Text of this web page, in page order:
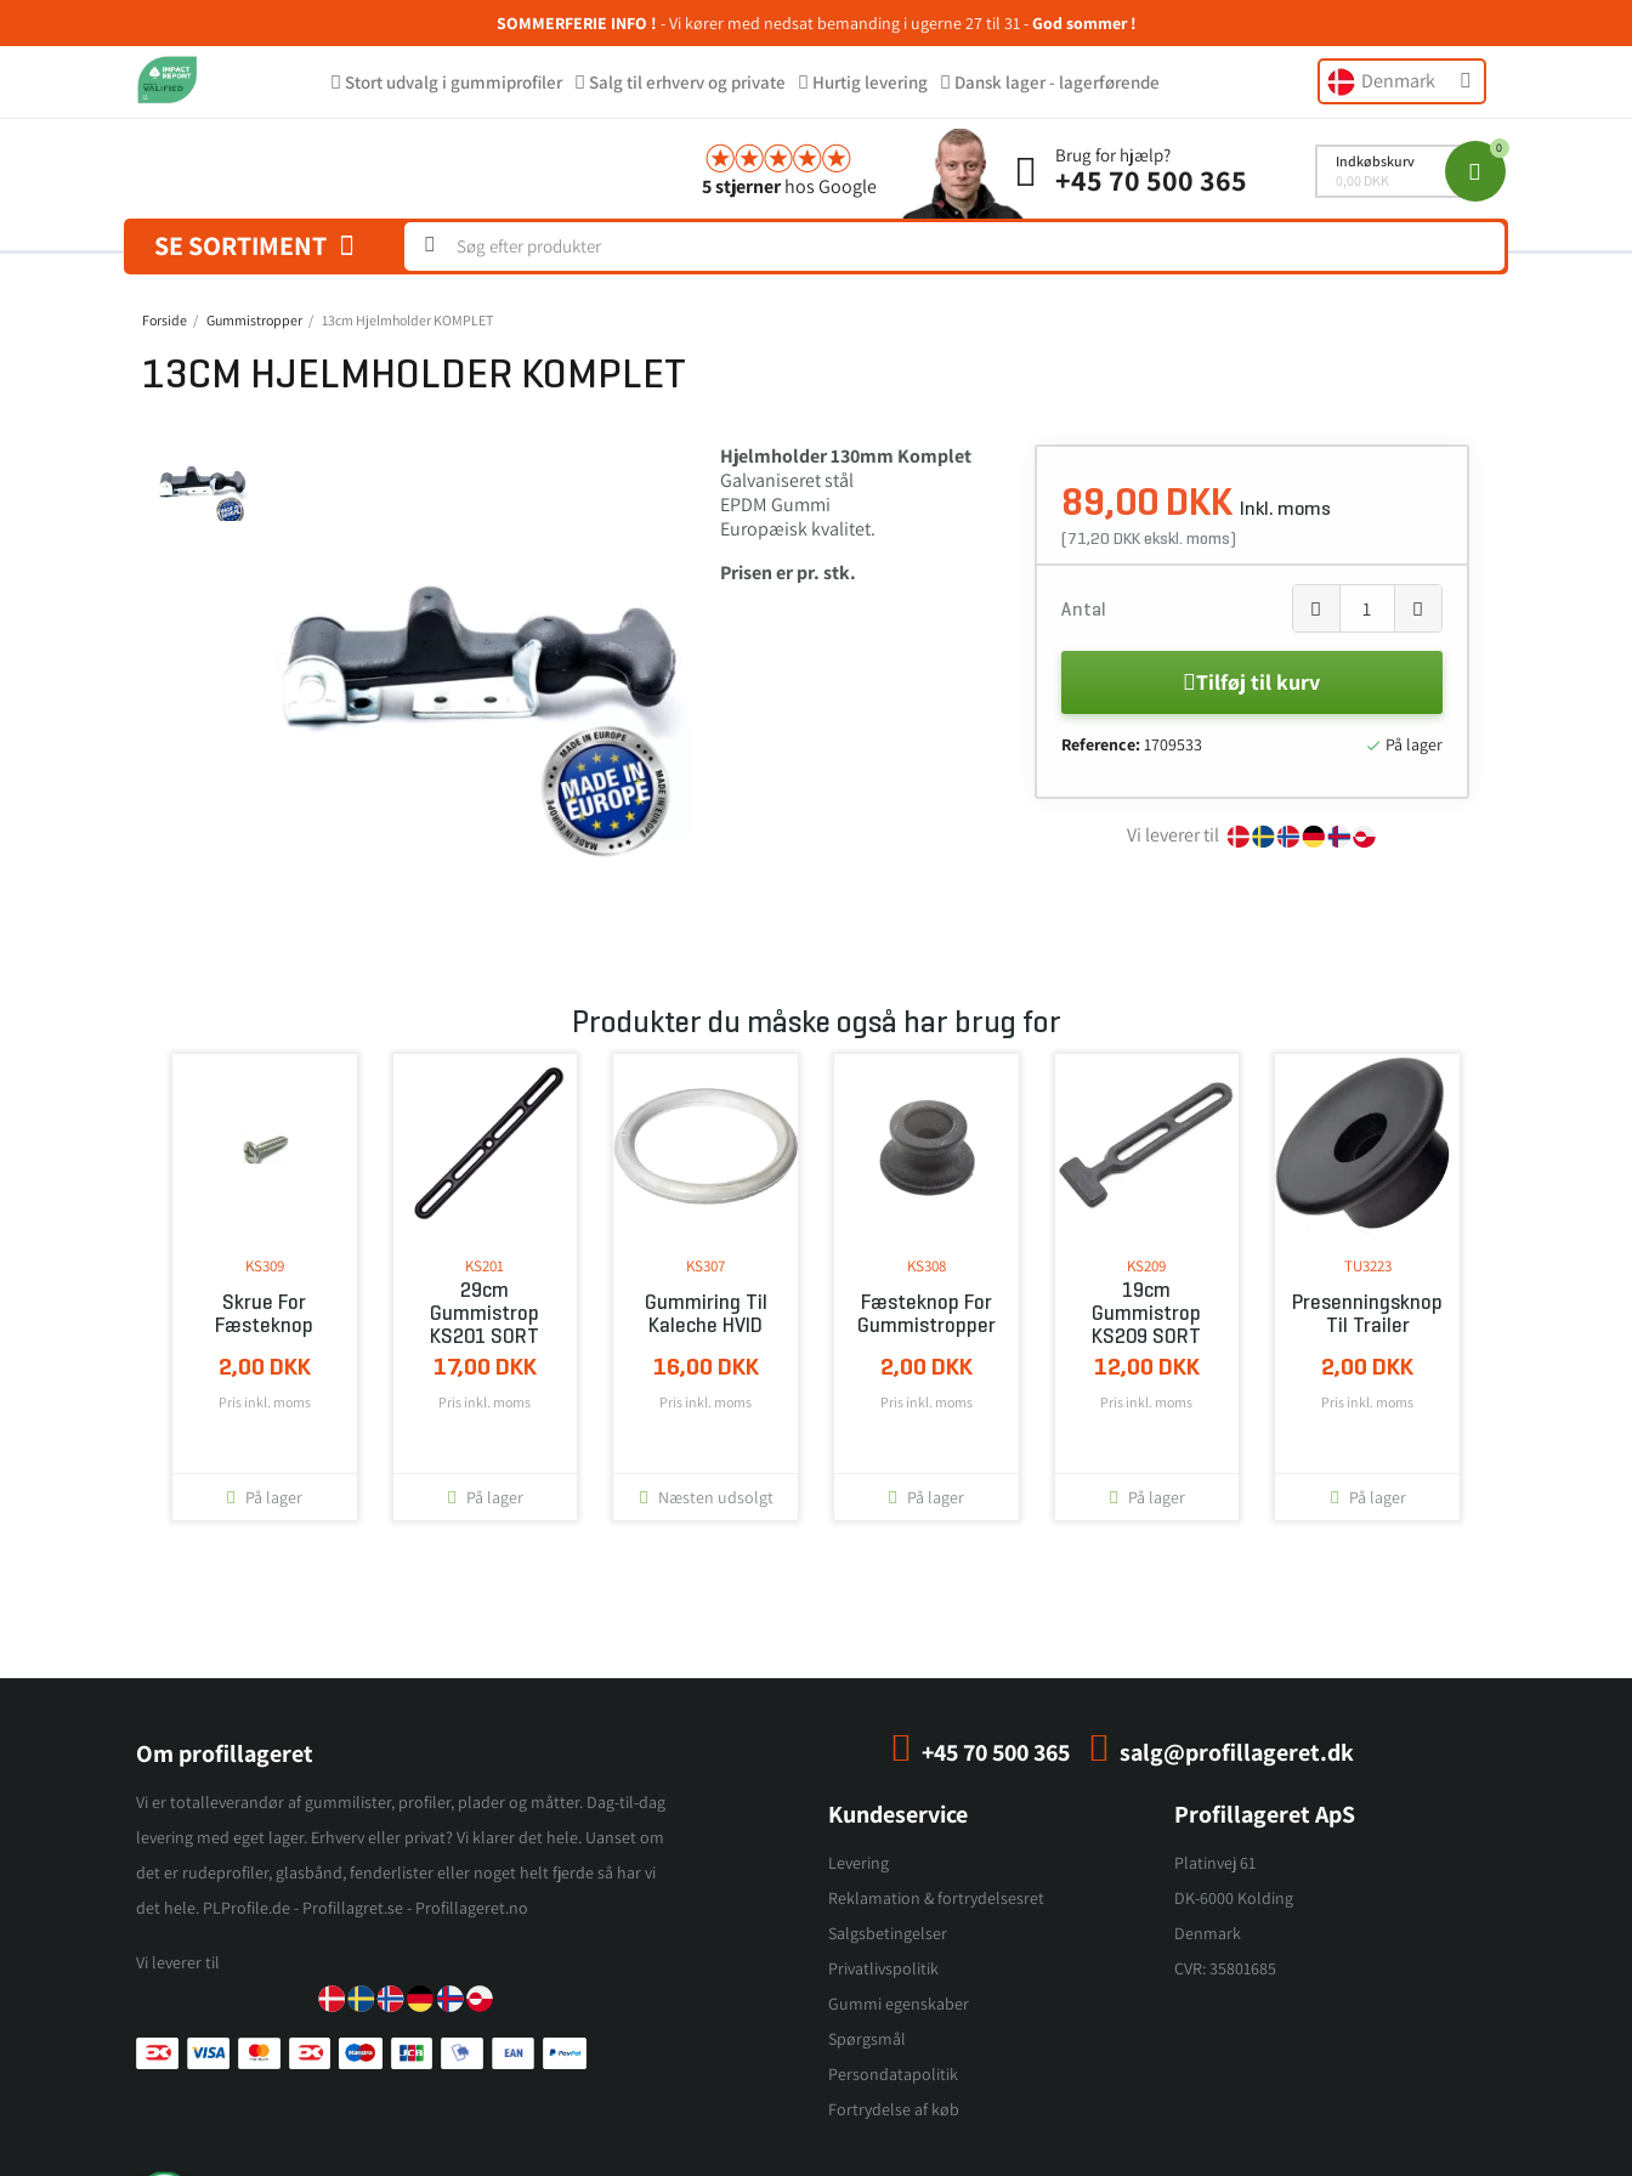
SOMMERFERIE INFO ! - Vi kører med nedsat bemanding i ugerne 27 til 31 -God sommer !
Stort udvalg i gummiprofiler Salg til erhverv og private Hurtig levering Dansk lager - lagerførende Denmark
5 stjernerhos Google
Brug for hjælp?
+45 70 500 365
Indkøbskurv
0,00 DKK
SE SORTIMENT
Forside Gummistropper 13cm Hjelmholder KOMPLET
13CM HJELMHOLDER KOMPLET
Hjelmholder 130mm Komplet
Galvaniseret stål
EPDM Gummi
Europæisk kvalitet.
Prisen er pr. stk.
89,00 DKK Inkl. moms
(71,20 DKK ekskl. moms)
Antal
Tilføj til kurv
Reference:1709533  På lager
Vi leverer til
Produkter du måske også har brug for
KS309
Skrue For
Fæsteknop
2,00 DKK
Pris inkl. moms
På lager
KS201
29cm
Gummistrop
KS201 SORT
17,00 DKK
Pris inkl. moms
På lager
KS307
Gummiring Til
Kaleche HVID
16,00 DKK
Pris inkl. moms
Næsten udsolgt
KS308
Fæsteknop For
Gummistropper
2,00 DKK
Pris inkl. moms
På lager
KS209
19cm
Gummistrop
KS209 SORT
12,00 DKK
Pris inkl. moms
På lager
TU3223
Presenningsknop
Til Trailer
2,00 DKK
Pris inkl. moms
På lager
+45 70 500 365 salg@profillageret.dk
Om profillageret
Vi er totalleverandør af gummilister, profiler, plader og måtter. Dag-til-dag
levering med eget lager. Erhverv eller privat? Vi klarer det hele. Uanset om
det er rudeprofiler, glasbånd, fenderlister eller noget helt fjerde så har vi
det hele. PLProfile.de - Profillagret.se - Profillageret.no
Vi leverer til
Kundeservice
Levering
Reklamation & fortrydelsesret
Salgsbetingelser
Privatlivspolitik
Gummi egenskaber
Spørgsmål
Persondatapolitik
Fortrydelse af køb
Profillageret ApS
Platinvej 61
DK-6000 Kolding
Denmark
CVR: 35801685